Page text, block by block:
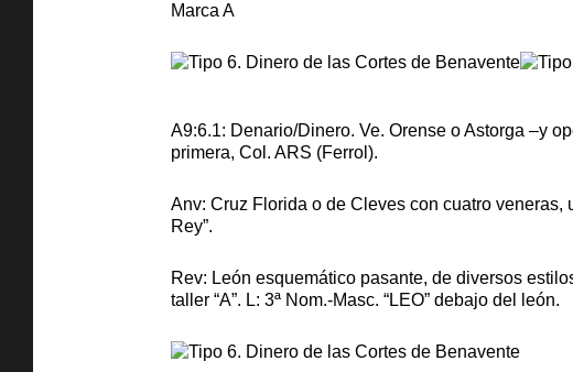
Marca A
A9:6.1: Denario/Dinero. Ve. Orense o Astorga –y
primera, Col. ARS (Ferrol).
Anv: Cruz Florida o de Cleves con cuatro veneras,
Rey”.
Rev: León esquemático pasante, de diversos
taller “A”. L: 3ª Nom.-Masc. “LEO” debajo del león.